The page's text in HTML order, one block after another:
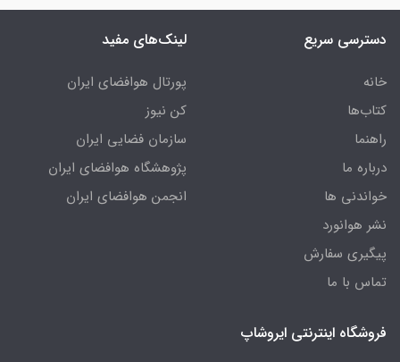
دسترسی سریع
خانه
کتاب‌ها
راهنما
درباره ما
خواندنی ها
نشر هوانورد
پیگیری سفارش
تماس با ما
لینک‌های مفید
پورتال هوافضای ایران
کن نیوز
سازمان فضایی ایران
پژوهشگاه هوافضای ایران
انجمن هوافضای ایران
فروشگاه اینترنتی ایروشاپ